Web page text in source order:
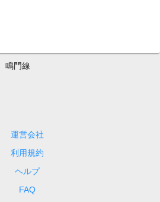
鳴門線
運営会社
利用規約
ヘルプ
FAQ